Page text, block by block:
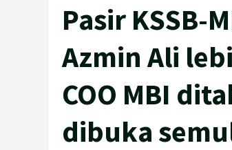
Pasir KSSB-
Azmin Ali
COO MBI
dibuka